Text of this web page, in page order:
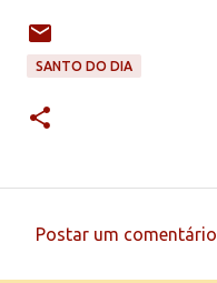
SANTO DO DIA
Postar um comentário